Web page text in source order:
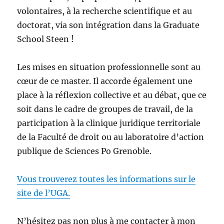
volontaires, à la recherche scientifique et au
doctorat, via son intégration dans la Graduate
School Steen !
Les mises en situation professionnelle sont au
cœur de ce master. Il accorde également une
place à la réflexion collective et au débat, que ce
soit dans le cadre de groupes de travail, de la
participation à la clinique juridique territoriale
de la Faculté de droit ou au laboratoire d’action
publique de Sciences Po Grenoble.
Vous trouverez toutes les informations sur le
site de l’UGA.
N’hésitez pas non plus à me contacter à mon